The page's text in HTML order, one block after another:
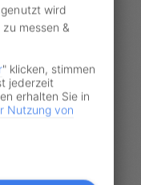
bleibt
Herz und Nieren
für die
und die
in die
liegen, ist der
wird
messen &
" klicken, stimmen
jederzeit
erhalten Sie in
Nutzung von